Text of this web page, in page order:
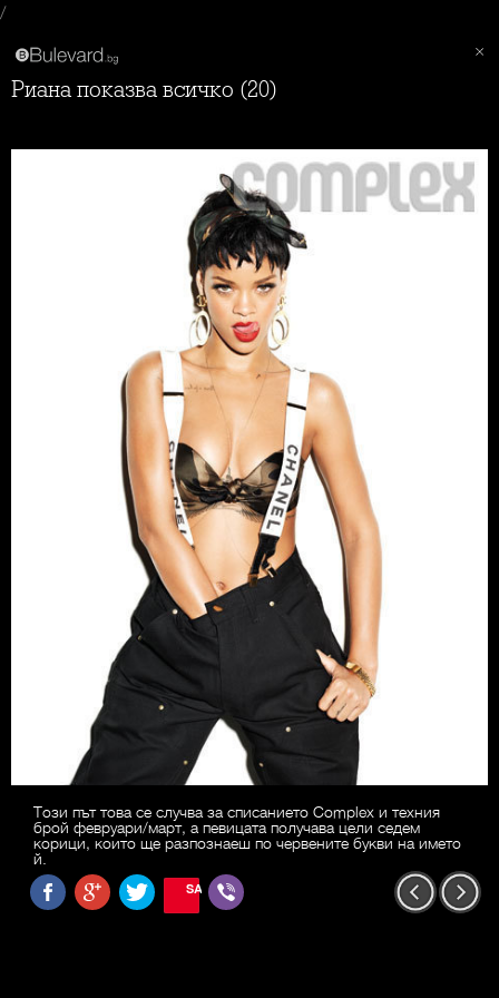
/
Риана показва всичко (20)
Този път това се случва за списанието Complex и техния
брой февруари/март, а певицата получава цели седем
корици, които ще разпознаеш по червените букви на името
й.
SAVE